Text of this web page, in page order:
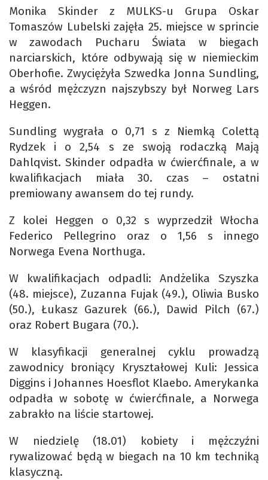
Monika Skinder z MULKS-u Grupa Oskar
Tomaszów Lubelski zajęła 25. miejsce w sprincie
w zawodach Pucharu Świata w biegach
narciarskich, które odbywają się w niemieckim
Oberhofie. Zwyciężyła Szwedka Jonna Sundling,
a wśród mężczyzn najszybszy był Norweg Lars
Heggen.
Sundling wygrała o 0,71 s z Niemką Colettą
Rydzek i o 2,54 s ze swoją rodaczką Mają
Dahlqvist. Skinder odpadła w ćwierćfinale, a w
kwalifikacjach miała 30. czas – ostatni
premiowany awansem do tej rundy.
Z kolei Heggen o 0,32 s wyprzedził Włocha
Federico Pellegrino oraz o 1,56 s innego
Norwega Evena Northuga.
W kwalifikacjach odpadli: Andżelika Szyszka
(48. miejsce), Zuzanna Fujak (49.), Oliwia Busko
(50.), Łukasz Gazurek (66.), Dawid Pilch (67.)
oraz Robert Bugara (70.).
W klasyfikacji generalnej cyklu prowadzą
zawodnicy broniący Kryształowej Kuli: Jessica
Diggins i Johannes Hoesflot Klaebo. Amerykanka
odpadła w sobotę w ćwierćfinale, a Norwega
zabrakło na liście startowej.
W niedzielę (18.01) kobiety i mężczyźni
rywalizować będą w biegach na 10 km techniką
klasyczną.